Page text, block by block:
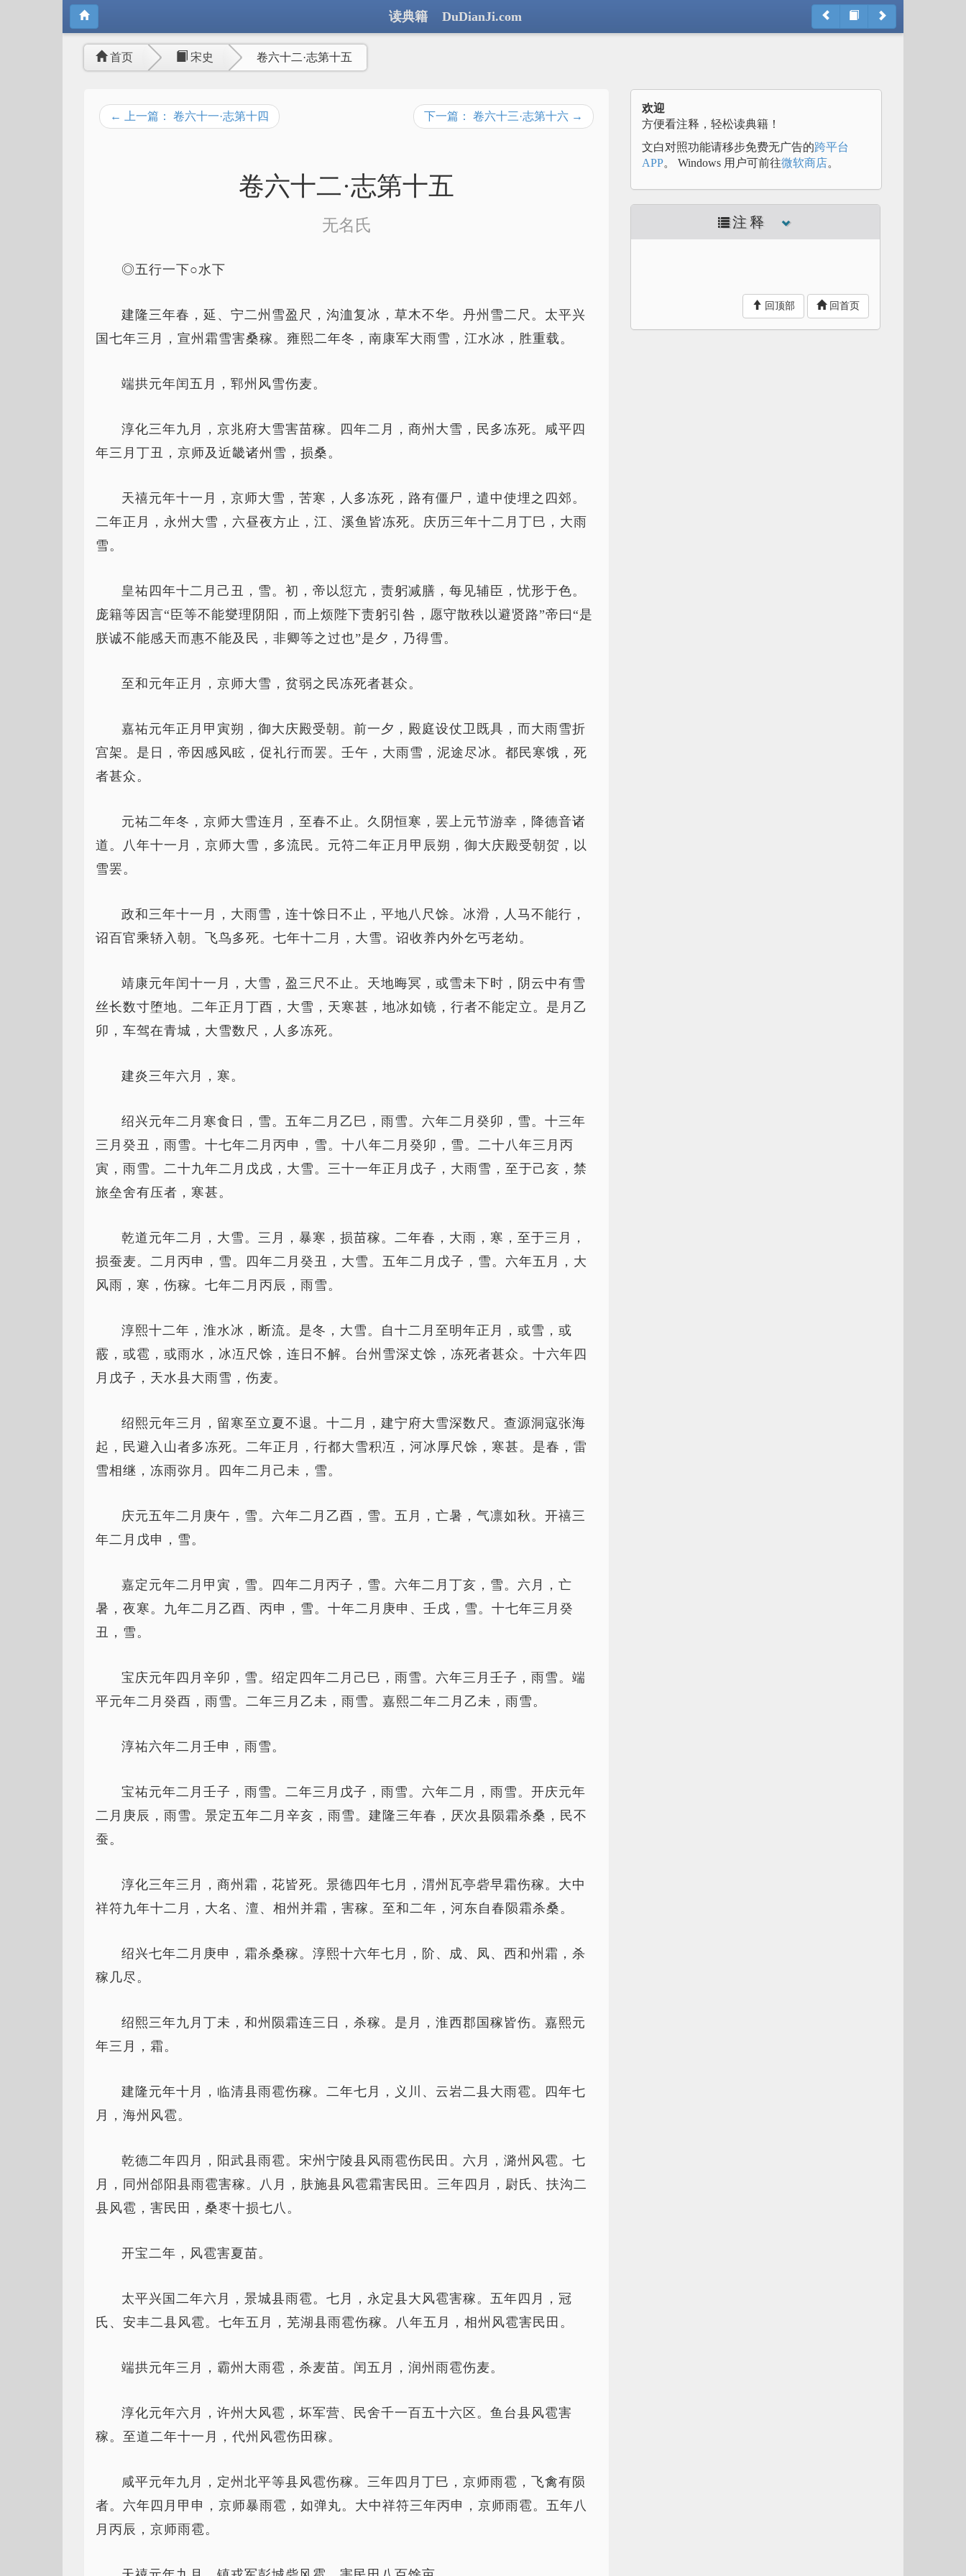
读典籍 DuDianJi.com
首页 宋史 卷六十二·志第十五
← 上一篇： 卷六十一·志第十四 下一篇： 卷六十三·志第十六 →
卷六十二·志第十五
无名氏
◎五行一下○水下
建隆三年春，延、宁二州雪盈尺，沟洫复冰，草木不华。丹州雪二尺。太平兴
国七年三月，宣州霜雪害桑稼。雍熙二年冬，南康军大雨雪，江水冰，胜重载。
端拱元年闰五月，郓州风雪伤麦。
淳化三年九月，京兆府大雪害苗稼。四年二月，商州大雪，民多冻死。咸平四
年三月丁丑，京师及近畿诸州雪，损桑。
天禧元年十一月，京师大雪，苦寒，人多冻死，路有僵尸，遣中使埋之四郊。
二年正月，永州大雪，六昼夜方止，江、溪鱼皆冻死。庆历三年十二月丁巳，大雨
雪。
皇祐四年十二月己丑，雪。初，帝以愆亢，责躬减膳，每见辅臣，忧形于色。
庞籍等因言“臣等不能燮理阴阳，而上烦陛下责躬引咎，愿守散秩以避贤路”帝曰“是
朕诚不能感天而惠不能及民，非卿等之过也”是夕，乃得雪。
至和元年正月，京师大雪，贫弱之民冻死者甚众。
嘉祐元年正月甲寅朔，御大庆殿受朝。前一夕，殿庭设仗卫既具，而大雨雪折
宫架。是日，帝因感风眩，促礼行而罢。壬午，大雨雪，泥途尽冰。都民寒饿，死
者甚众。
元祐二年冬，京师大雪连月，至春不止。久阴恒寒，罢上元节游幸，降德音诸
道。八年十一月，京师大雪，多流民。元符二年正月甲辰朔，御大庆殿受朝贺，以
雪罢。
政和三年十一月，大雨雪，连十馀日不止，平地八尺馀。冰滑，人马不能行，
诏百官乘轿入朝。飞鸟多死。七年十二月，大雪。诏收养内外乞丐老幼。
靖康元年闰十一月，大雪，盈三尺不止。天地晦冥，或雪未下时，阴云中有雪
丝长数寸堕地。二年正月丁酉，大雪，天寒甚，地冰如镜，行者不能定立。是月乙
卯，车驾在青城，大雪数尺，人多冻死。
建炎三年六月，寒。
绍兴元年二月寒食日，雪。五年二月乙巳，雨雪。六年二月癸卯，雪。十三年
三月癸丑，雨雪。十七年二月丙申，雪。十八年二月癸卯，雪。二十八年三月丙
寅，雨雪。二十九年二月戊戌，大雪。三十一年正月戊子，大雨雪，至于己亥，禁
旅垒舍有压者，寒甚。
乾道元年二月，大雪。三月，暴寒，损苗稼。二年春，大雨，寒，至于三月，
损蚕麦。二月丙申，雪。四年二月癸丑，大雪。五年二月戊子，雪。六年五月，大
风雨，寒，伤稼。七年二月丙辰，雨雪。
淳熙十二年，淮水冰，断流。是冬，大雪。自十二月至明年正月，或雪，或
霰，或雹，或雨水，冰冱尺馀，连日不解。台州雪深丈馀，冻死者甚众。十六年四
月戊子，天水县大雨雪，伤麦。
绍熙元年三月，留寒至立夏不退。十二月，建宁府大雪深数尺。查源洞寇张海
起，民避入山者多冻死。二年正月，行都大雪积冱，河冰厚尺馀，寒甚。是春，雷
雪相继，冻雨弥月。四年二月己未，雪。
庆元五年二月庚午，雪。六年二月乙酉，雪。五月，亡暑，气凛如秋。开禧三
年二月戊申，雪。
嘉定元年二月甲寅，雪。四年二月丙子，雪。六年二月丁亥，雪。六月，亡
暑，夜寒。九年二月乙酉、丙申，雪。十年二月庚申、壬戌，雪。十七年三月癸
丑，雪。
宝庆元年四月辛卯，雪。绍定四年二月己巳，雨雪。六年三月壬子，雨雪。端
平元年二月癸酉，雨雪。二年三月乙未，雨雪。嘉熙二年二月乙未，雨雪。
淳祐六年二月壬申，雨雪。
宝祐元年二月壬子，雨雪。二年三月戊子，雨雪。六年二月，雨雪。开庆元年
二月庚辰，雨雪。景定五年二月辛亥，雨雪。建隆三年春，厌次县陨霜杀桑，民不
蚕。
淳化三年三月，商州霜，花皆死。景德四年七月，渭州瓦亭砦早霜伤稼。大中
祥符九年十二月，大名、澶、相州并霜，害稼。至和二年，河东自春陨霜杀桑。
绍兴七年二月庚申，霜杀桑稼。淳熙十六年七月，阶、成、凤、西和州霜，杀
稼几尽。
绍熙三年九月丁未，和州陨霜连三日，杀稼。是月，淮西郡国稼皆伤。嘉熙元
年三月，霜。
建隆元年十月，临清县雨雹伤稼。二年七月，义川、云岩二县大雨雹。四年七
月，海州风雹。
乾德二年四月，阳武县雨雹。宋州宁陵县风雨雹伤民田。六月，潞州风雹。七
月，同州郃阳县雨雹害稼。八月，肤施县风雹霜害民田。三年四月，尉氏、扶沟二
县风雹，害民田，桑枣十损七八。
开宝二年，风雹害夏苗。
太平兴国二年六月，景城县雨雹。七月，永定县大风雹害稼。五年四月，冠
氏、安丰二县风雹。七年五月，芜湖县雨雹伤稼。八年五月，相州风雹害民田。
端拱元年三月，霸州大雨雹，杀麦苗。闰五月，润州雨雹伤麦。
淳化元年六月，许州大风雹，坏军营、民舍千一百五十六区。鱼台县风雹害
稼。至道二年十一月，代州风雹伤田稼。
咸平元年九月，定州北平等县风雹伤稼。三年四月丁巳，京师雨雹，飞禽有陨
者。六年四月甲申，京师暴雨雹，如弹丸。大中祥符三年丙申，京师雨雹。五年八
月丙辰，京师雨雹。
欢迎
方便看注释，轻松读典籍！
文白对照功能请移步免费无广告的跨平台
APP。 Windows 用户可前往微软商店。
注释
回顶部 回首页